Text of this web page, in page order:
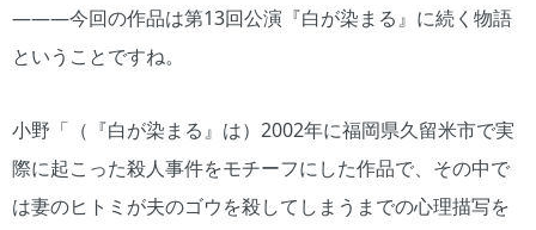
―――今回の作品は第13回公演『白が染まる』に続く物語
ということですね。
小野「（『白が染まる』は）2002年に福岡県久留米市で実
際に起こった殺人事件をモチーフにした作品で、その中で
は妻のヒトミが夫のゴウを殺してしまうまでの心理描写を